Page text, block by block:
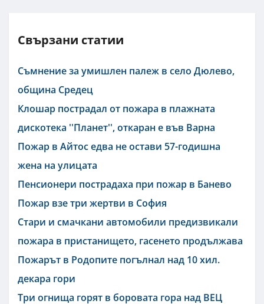
Свързани статии
Съмнение за умишлен палеж в село Дюлево,
община Средец
Клошар пострадал от пожара в плажната
дискотека ''Планет'', откаран е във Варна
Пожар в Айтос едва не остави 57-годишна
жена на улицата
Пенсионери пострадаха при пожар в Банево
Пожар взе три жертви в София
Стари и смачкани автомобили предизвикали
пожара в пристанището, гасенето продължава
Пожарът в Родопите погълнал над 10 хил.
декара гори
Три огнища горят в боровата гора над ВЕЦ